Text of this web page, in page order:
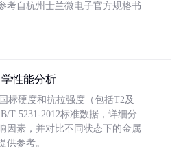
考自杭州士兰微电子官方规格书
性能分析
标硬度和抗拉强度（包括T2及
T 5231-2012标准数据，详细分
因素，并对比不同状态下的金属
供参考。